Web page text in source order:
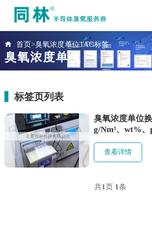
首页>臭氧浓度单位TAG标签
臭氧浓度单位
标签页列表
臭氧浓度单位
g/Nm³、wt%
查看详情
共1页 1条